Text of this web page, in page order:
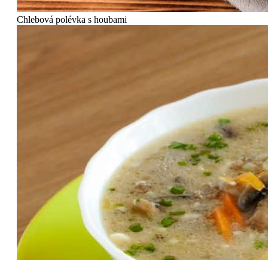
Chlebová polévka s houbami